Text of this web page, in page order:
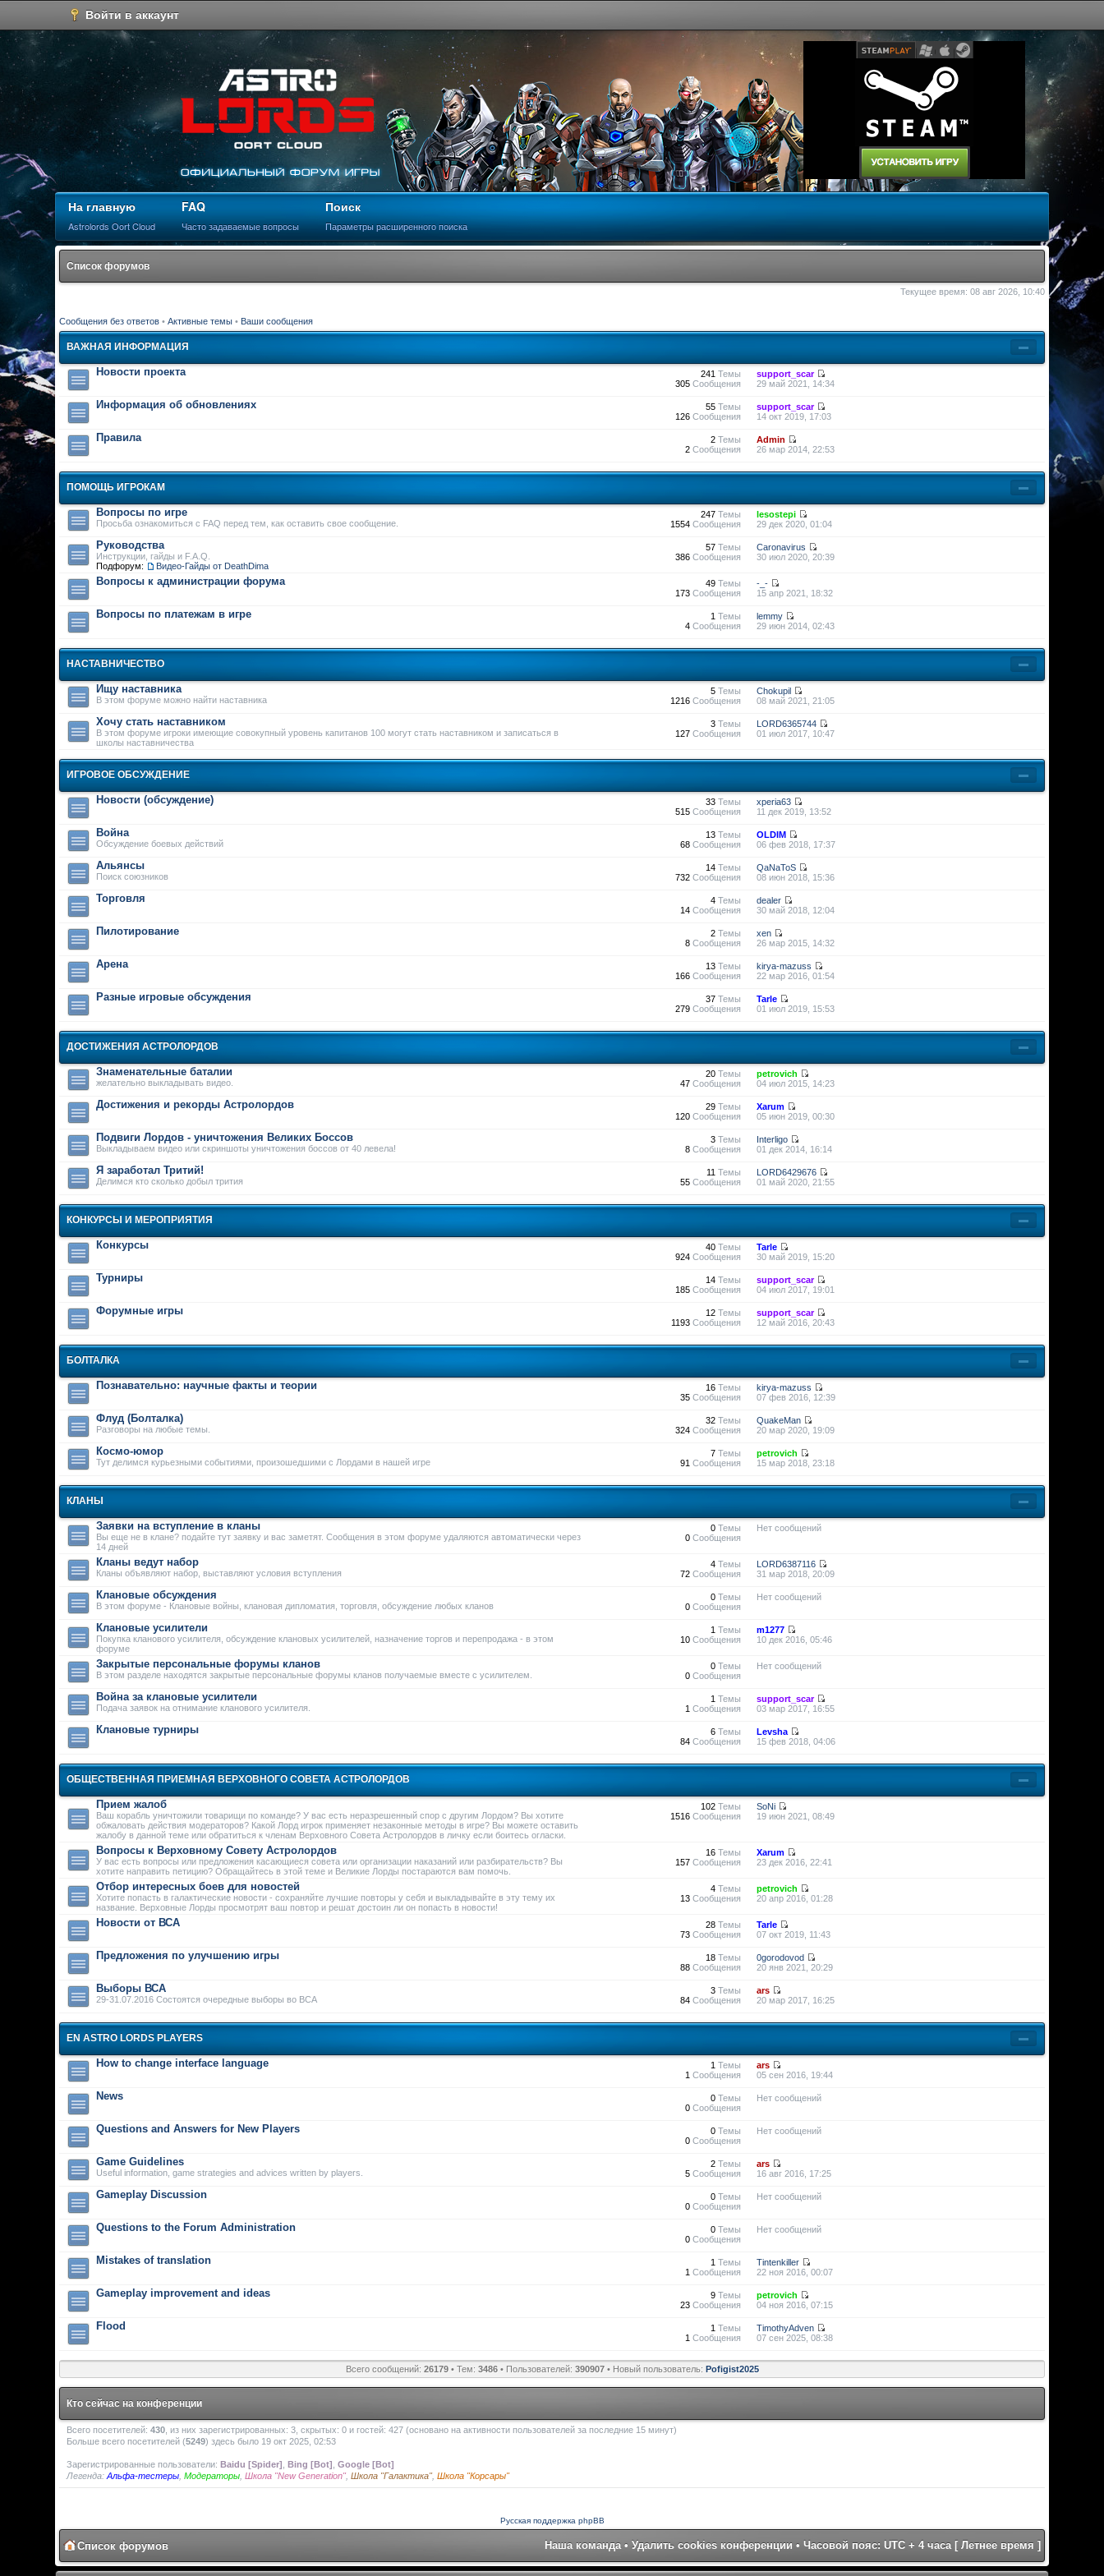
Войти в аккаунт
На главную
Astrolords Oort Cloud
FAQ
Часто задаваемые вопросы
Поиск
Параметры расширенного поиска
Список форумов
Текущее время: 08 авг 2026, 10:40
Сообщения без ответов •Активные темы • Ваши сообщения
ВАЖНАЯ ИНФОРМАЦИЯ
Новости проекта 241 Темы
305Сообщения
support_scar
29 май 2021, 14:34
Информация об обновлениях 55Темы
126Сообщения
support_scar
14 окт 2019, 17:03
Правила 2Темы
2Сообщения
Admin
26 мар 2014, 22:53
ПОМОЩЬ ИГРОКАМ
Вопросы по игре
Просьба ознакомиться с FAQ перед тем, как оставить свое сообщение.
247Темы
1554Сообщения
lesostepi
29 дек 2020, 01:04
Руководства
Инструкции, гайды и F.A.Q.
Подфорум:
Видео-Гайды от DeathDima
57Темы
386Сообщения
Caronavirus
30 июл 2020, 20:39
Вопросы к администрации форума 49Темы
173Сообщения
-_-
15 апр 2021, 18:32
Вопросы по платежам в игре 1 Темы
4Сообщения
lemmy
29 июн 2014, 02:43
НАСТАВНИЧЕСТВО
Ищу наставника
В этом форуме можно найти наставника
5Темы
1216Сообщения
Chokupil
08 май 2021, 21:05
Хочу стать наставником
В этом форуме игроки имеющие совокупный уровень капитанов 100 могут стать наставником и записаться в
школы наставничества
3Темы
127Сообщения
LORD6365744
01 июл 2017, 10:47
ИГРОВОЕ ОБСУЖДЕНИЕ
Новости (обсуждение) 33Темы
515Сообщения
xperia63
11 дек 2019, 13:52
Война
Обсуждение боевых действий
13Темы
68Сообщения
OLDIM
06 фев 2018, 17:37
Альянсы
Поиск союзников
14Темы
732Сообщения
QaNaToS
08 июн 2018, 15:36
Торговля 4Темы
14Сообщения
dealer
30 май 2018, 12:04
Пилотирование 2Темы
8Сообщения
xen
26 мар 2015, 14:32
Арена 13Темы
166Сообщения
kirya-mazuss
22 мар 2016, 01:54
Разные игровые обсуждения 37Темы
279Сообщения
Tarle
01 июл 2019, 15:53
ДОСТИЖЕНИЯ АСТРОЛОРДОВ
Знаменательные баталии
желательно выкладывать видео.
20Темы
47Сообщения
petrovich
04 июл 2015, 14:23
Достижения и рекорды Астролордов 29Темы
120Сообщения
Xarum
05 июн 2019, 00:30
Подвиги Лордов - уничтожения Великих Боссов
Выкладываем видео или скриншоты уничтожения боссов от 40 левела!
3Темы
8Сообщения
Interligo
01 дек 2014, 16:14
Я заработал Тритий!
Делимся кто сколько добыл трития
11 Темы
55Сообщения
LORD6429676
01 май 2020, 21:55
КОНКУРСЫ И МЕРОПРИЯТИЯ
Конкурсы 40Темы
924Сообщения
Tarle
30 май 2019, 15:20
Турниры 14Темы
185Сообщения
support_scar
04 июл 2017, 19:01
Форумные игры 12Темы
1193Сообщения
support_scar
12 май 2016, 20:43
БОЛТАЛКА
Познавательно: научные факты и теории 16Темы
35Сообщения
kirya-mazuss
07 фев 2016, 12:39
Флуд (Болталка)
Разговоры на любые темы.
32Темы
324Сообщения
QuakeMan
20 мар 2020, 19:09
Космо-юмор
Тут делимся курьезными событиями, произошедшими с Лордами в нашей игре
7Темы
91 Сообщения
petrovich
15 мар 2018, 23:18
КЛАНЫ
Заявки на вступление в кланы
Вы еще не в клане? подайте тут заявку и вас заметят. Сообщения в этом форуме удаляются автоматически через
14 дней
0Темы
0Сообщения
Нет сообщений
Кланы ведут набор
Кланы объявляют набор, выставляют условия вступления
4Темы
72Сообщения
LORD6387116
31 мар 2018, 20:09
Клановые обсуждения
В этом форуме - Клановые войны, клановая дипломатия, торговля, обсуждение любых кланов
0Темы
0Сообщения
Нет сообщений
Клановые усилители
Покупка кланового усилителя, обсуждение клановых усилителей, назначение торгов и перепродажа - в этом
форуме
1 Темы
10Сообщения
m1277
10 дек 2016, 05:46
Закрытые персональные форумы кланов
В этом разделе находятся закрытые персональные форумы кланов получаемые вместе с усилителем.
0Темы
0Сообщения
Нет сообщений
Война за клановые усилители
Подача заявок на отнимание кланового усилителя.
1 Темы
1 Сообщения
support_scar
03 мар 2017, 16:55
Клановые турниры 6Темы
84Сообщения
Levsha
15 фев 2018, 04:06
ОБЩЕСТВЕННАЯ ПРИЕМНАЯ ВЕРХОВНОГО СОВЕТА АСТРОЛОРДОВ
Прием жалоб
Ваш корабль уничтожили товарищи по команде? У вас есть неразрешенный спор с другим Лордом? Вы хотите
обжаловать действия модераторов? Какой Лорд игрок применяет незаконные методы в игре? Вы можете оставить
жалобу в данной теме или обратиться к членам Верховного Совета Астролордов в личку если боитесь огласки.
102Темы
1516Сообщения
SoNi
19 июн 2021, 08:49
Вопросы к Верховному Совету Астролордов
У вас есть вопросы или предложения касающиеся совета или организации наказаний или разбирательств? Вы
хотите направить петицию? Обращайтесь в этой теме и Великие Лорды постараются вам помочь.
16Темы
157Сообщения
Xarum
23 дек 2016, 22:41
Отбор интересных боев для новостей
Хотите попасть в галактические новости - сохраняйте лучшие повторы у себя и выкладывайте в эту тему их
название. Верховные Лорды просмотрят ваш повтор и решат достоин ли он попасть в новости!
4Темы
13Сообщения
petrovich
20 апр 2016, 01:28
Новости от ВСА 28Темы
73Сообщения
Tarle
07 окт 2019, 11:43
Предложения по улучшению игры 18Темы
88Сообщения
0gorodovod
20 янв 2021, 20:29
Выборы ВСА
29-31.07.2016 Состоятся очередные выборы во ВСА
3Темы
84Сообщения
ars
20 мар 2017, 16:25
EN ASTRO LORDS PLAYERS
How to change interface language 1 Темы
1 Сообщения
ars
05 сен 2016, 19:44
News 0Темы
0Сообщения
Нет сообщений
Questions and Answers for New Players 0Темы
0Сообщения
Нет сообщений
Game Guidelines
Useful information, game strategies and advices written by players.
2Темы
5Сообщения
ars
16 авг 2016, 17:25
Gameplay Discussion 0Темы
0Сообщения
Нет сообщений
Questions to the Forum Administration 0Темы
0Сообщения
Нет сообщений
Mistakes of translation 1 Темы
1 Сообщения
Tintenkiller
22 ноя 2016, 00:07
Gameplay improvement and ideas 9Темы
23Сообщения
petrovich
04 ноя 2016, 07:15
Flood 1 Темы
1 Сообщения
TimothyAdven
07 сен 2025, 08:38
Всего сообщений: 26179• Тем: 3486• Пользователей: 390907• Новый пользователь: Pofigist2025
Кто сейчас на конференции
Всего посетителей:430 , из них зарегистрированных: 3, скрытых: 0 и гостей: 427 (основано на активности пользователей за последние 15 минут)
Больше всего посетителей (5249) здесь было 19 окт 2025, 02:53
Зарегистрированные пользователи:Baidu [Spider] ,Bing [Bot] ,Google [Bot]
Легенда:Альфа-тестеры ,Модераторы ,Школа "New Generation",Школа "Галактика",Школа "Корсары"
Русская поддержка phpBB
Список форумов Наша команда• Удалить cookies конференции • Часовой пояс: UTC + 4 часа [ Летнее время ]